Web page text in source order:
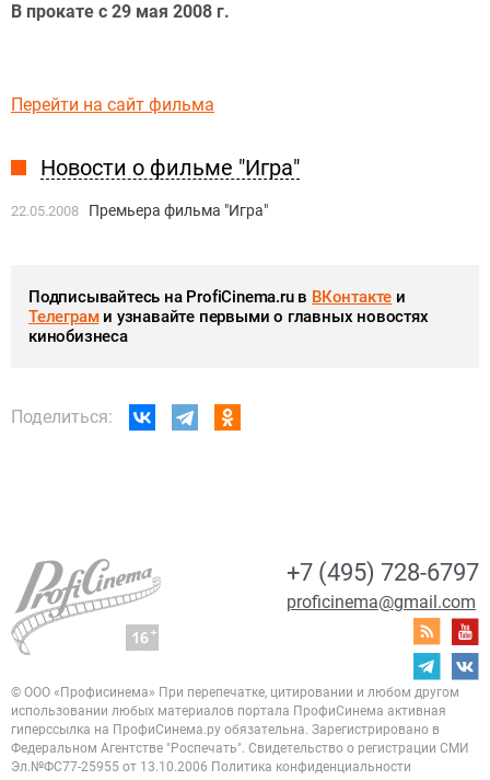
В прокате с 29 мая 2008 г.
Перейти на сайт фильма
Новости о фильме "Игра"
22.05.2008 Премьера фильма "Игра"
Подписывайтесь на ProfiCinema.ru в ВКонтакте и
Телеграми узнавайте первыми о главных новостях
кинобизнеса
Поделиться:
+7 (495) 728-6797
proficinema@gmail.com
© ООО «Профисинема» При перепечатке, цитировании и любом другом
использовании любых материалов портала ПрофиСинема активная
гиперссылка на ПрофиСинема.ру обязательна. Зарегистрировано в
Федеральном Агентстве "Роспечать". Свидетельство о регистрации СМИ
Эл.№ФС77-25955 от 13.10.2006 Политика конфиденциальности